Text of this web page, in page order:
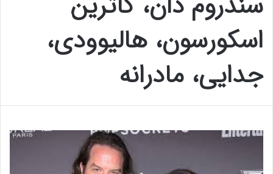
اسکورسون، هالیوودی،
جدایی، مادرانه